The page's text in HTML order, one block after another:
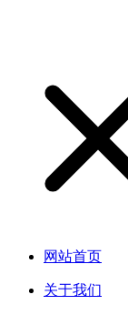
网站首页
关于我们